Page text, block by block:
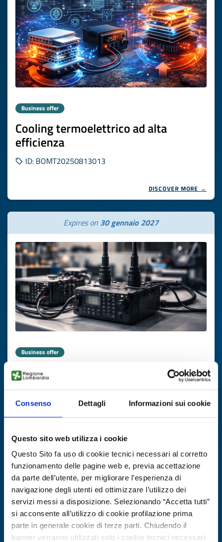
Consenso Dettagli Informazioni sui cookie
Questo sito web utilizza i cookie
Questo Sito fa uso di cookie tecnici necessari al corretto
funzionamento delle pagine web e, previa accettazione
da parte dell’utente, per migliorare l’esperienza di
navigazione degli utenti ed ottimizzare l’utilizzo dei
servizi messi a disposizione. Selezionando “Accetta tutti”
si acconsente all’utilizzo di cookie profilazione prima
parte in generale cookie di terze parti. Chiudendo il
banner verranno utilizzati solo i cookie tecnici necessari
Business offer
Cooling termoelettrico ad alta
efficienza
ID: BOMT20250813013
DISCOVER MORE →
Expires on 30 gennaio 2027
Business offer
Software Defined Radio e spectrum
sensing per applicazioni nella difesa
ID: BOGB20250901018
Expires on30 gennaio 2027